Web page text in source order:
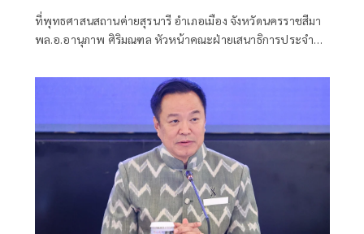
ที่พุทธศาสนสถานค่ายสุรนารี อำเภอเมือง จังหวัดนครราชสีมา
พล.อ.อานุภาพ ศิริมณฑล หัวหน้าคณะฝ่ายเสนาธิการประจำผู้
ด้วย พล.ท.ชัยรัตน์ ธรรมชาติ หัวหน้าสำนักงานคณะฝ่าย
เสนาธิการประจำผู้บังคับบัญชา พล.ท.นฤดล สุขมา ผู้บัญชาการ
หน่วยบัญชาการรักษาดินแดน